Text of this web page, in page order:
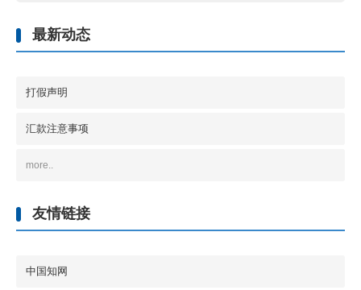
最新动态
打假声明
汇款注意事项
more..
友情链接
中国知网